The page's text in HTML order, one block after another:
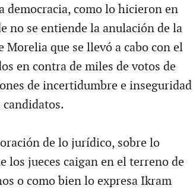
democracia, como lo hicieron en
no se entiende la anulación de la
que se llevó a cabo con el
en contra de miles de votos de
de incertidumbre e inseguridad
de lo jurídico, sobre lo
los jueces caigan en el terreno de
o como bien lo expresa Ikram